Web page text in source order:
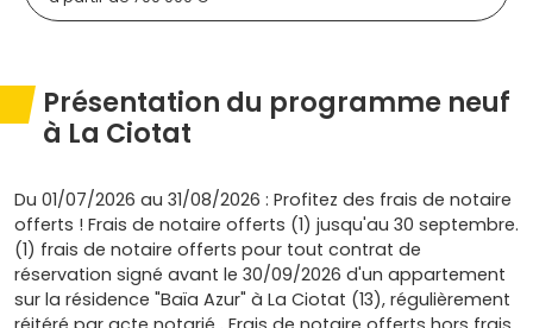
Présentation du programme neuf
à La Ciotat
Du 01/07/2026 au 31/08/2026 : Profitez des frais de notaire
offerts ! Frais de notaire offerts (1) jusqu'au 30 septembre.
(1) frais de notaire offerts pour tout contrat de
réservation signé avant le 30/09/2026 d'un appartement
sur la résidence "Baïa Azur" à La Ciotat (13), régulièrement